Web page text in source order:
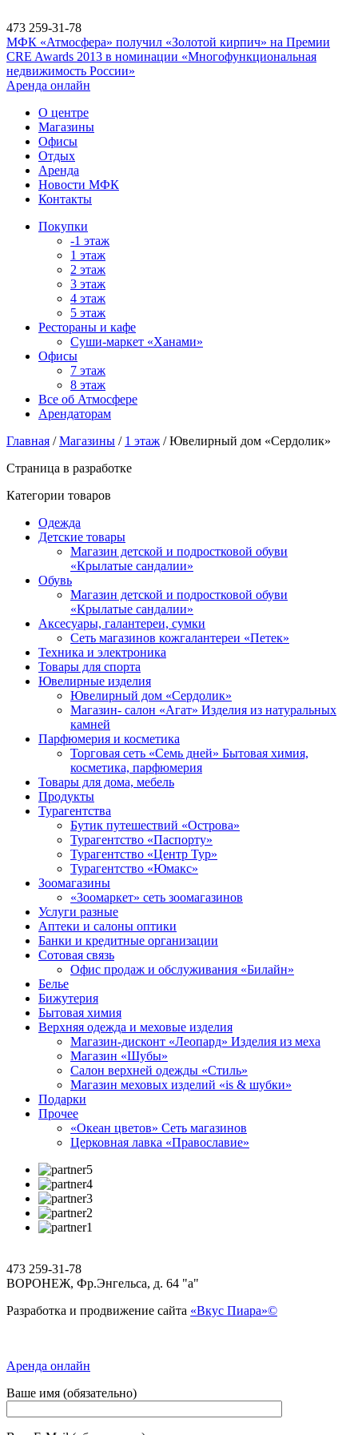
473 259-31-78
МФК «Атмосфера» получил «Золотой кирпич» на Премии
CRE Awards 2013 в номинации «Многофункциональная
недвижимость России»
Аренда онлайн
О центре
Магазины
Офисы
Отдых
Аренда
Новости МФК
Контакты
Покупки
-1 этаж
1 этаж
2 этаж
3 этаж
4 этаж
5 этаж
Рестораны и кафе
Суши-маркет «Ханами»
Офисы
7 этаж
8 этаж
Все об Атмосфере
Арендаторам
Главная /Магазины / 1 этаж / Ювелирный дом «Сердолик»
Страница в разработке
Категории товаров
Одежда
Детские товары
Магазин детской и подростковой обуви
«Крылатые сандалии»
Обувь
Магазин детской и подростковой обуви
«Крылатые сандалии»
Аксесуары, галантереи, сумки
Сеть магазинов кожгалантереи «Петек»
Техника и электроника
Товары для спорта
Ювелирные изделия
Ювелирный дом «Сердолик»
Магазин- салон «Агат» Изделия из натуральных
камней
Парфюмерия и косметика
Торговая сеть «Семь дней» Бытовая химия,
косметика, парфюмерия
Товары для дома, мебель
Продукты
Турагентства
Бутик путешествий «Острова»
Турагентство «Паспорту»
Турагентство «Центр Тур»
Турагентство «Юмакс»
Зоомагазины
«Зоомаркет» сеть зоомагазинов
Услуги разные
Аптеки и салоны оптики
Банки и кредитные организации
Сотовая связь
Офис продаж и обслуживания «Билайн»
Белье
Бижутерия
Бытовая химия
Верхняя одежда и меховые изделия
Магазин-дисконт «Леопард» Изделия из меха
Магазин «Шубы»
Салон верхней одежды «Стиль»
Магазин меховых изделий «is & шубки»
Подарки
Прочее
«Океан цветов» Сеть магазинов
Церковная лавка «Православие»
473 259-31-78
ВОРОНЕЖ, Фр.Энгельса, д. 64 "а"
Разработка и продвижение сайта «Вкус Пиара»©
Аренда онлайн
Ваше имя (обязательно)